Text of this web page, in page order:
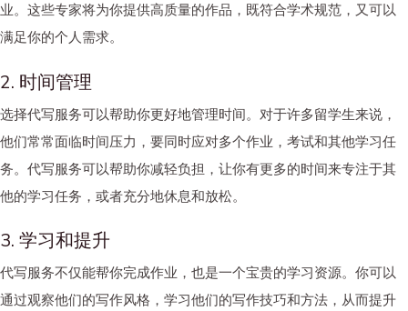
业。这些专家将为你提供高质量的作品，既符合学术规范，又可以
满足你的个人需求。
2. 时间管理
选择代写服务可以帮助你更好地管理时间。对于许多留学生来说，
他们常常面临时间压力，要同时应对多个作业，考试和其他学习任
务。代写服务可以帮助你减轻负担，让你有更多的时间来专注于其
他的学习任务，或者充分地休息和放松。
3. 学习和提升
代写服务不仅能帮你完成作业，也是一个宝贵的学习资源。你可以
通过观察他们的写作风格，学习他们的写作技巧和方法，从而提升